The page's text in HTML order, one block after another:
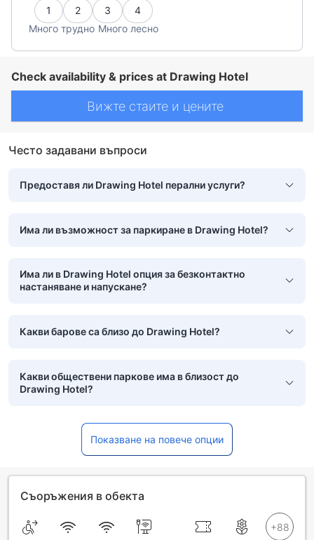
1 2 3
4
Много трудно Много лесно
Check availability & prices at Drawing Hotel
Вижте стаите и цените
Често задавани въпроси
Предоставя ли Drawing Hotel перални услуги?
Има ли възможност за паркиране в Drawing Hotel?
Има ли в Drawing Hotel опция за безконтактно
настаняване и напускане?
Какви барове са близо до Drawing Hotel?
Какви обществени паркове има в близост до
Drawing Hotel?
Показване на повече опции
Съоръжения в обекта